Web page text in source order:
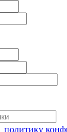
политику